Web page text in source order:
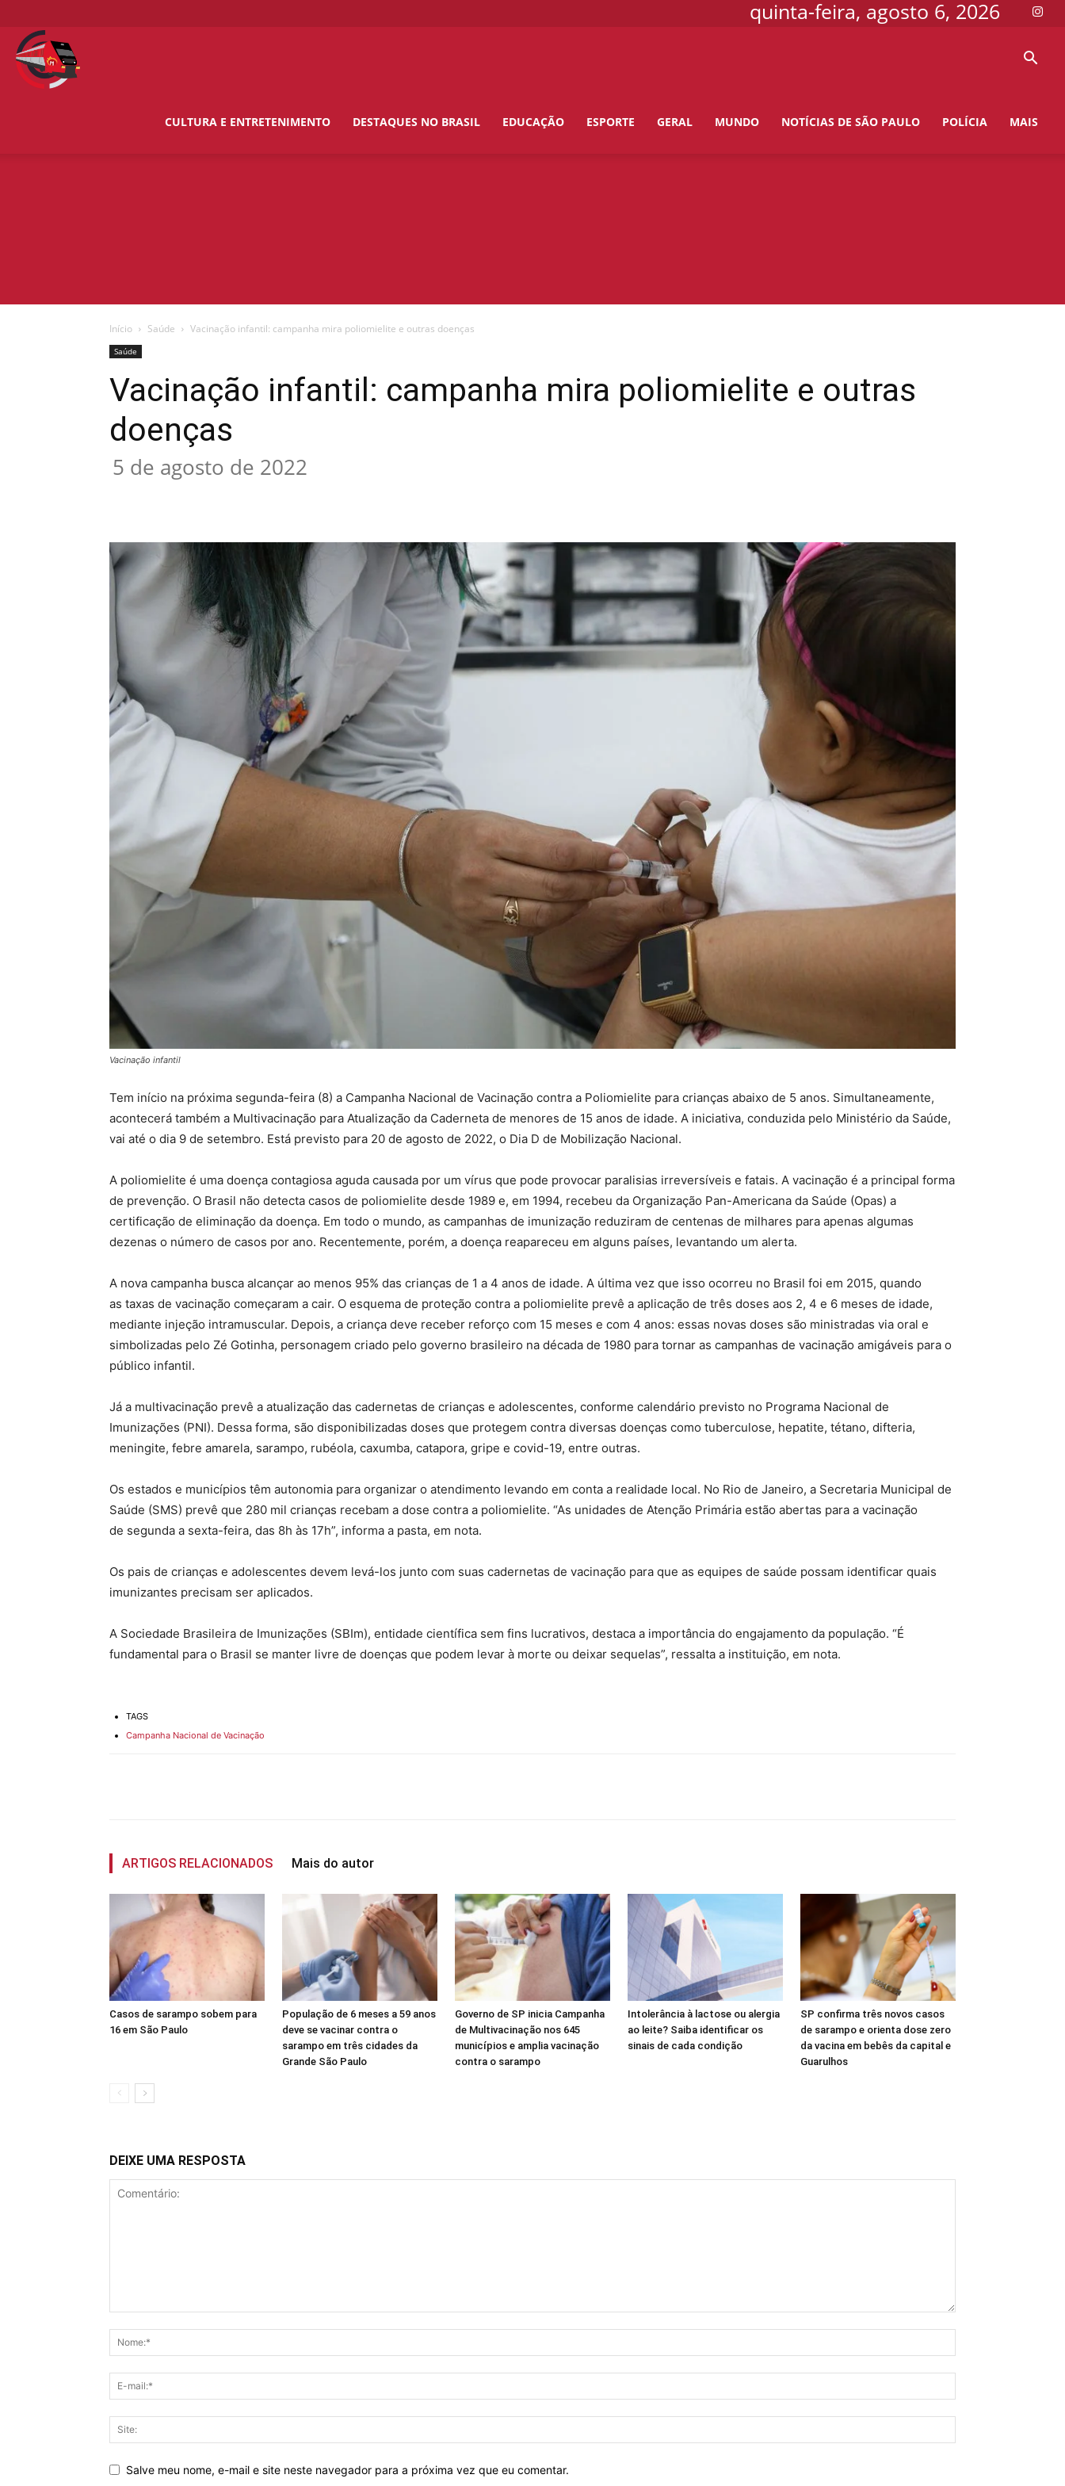
quinta-feira, agosto 6, 2026
CULTURA E ENTRETENIMENTO DESTAQUES NO BRASIL EDUCAÇÃO ESPORTE GERAL MUNDO NOTÍCIAS DE SÃO PAULO POLÍCIA MAIS
Início Saúde Vacinação infantil: campanha mira poliomielite e outras doenças
Saúde
Vacinação infantil: campanha mira poliomielite e outras
doenças
5 de agosto de 2022
Vacinação infantil
Tem início na próxima segunda-feira (8) a Campanha Nacional de Vacinação contra a Poliomielite para crianças abaixo de 5 anos. Simultaneamente,
acontecerá também a Multivacinação para Atualização da Caderneta de menores de 15 anos de idade. A iniciativa, conduzida pelo Ministério da Saúde,
vai até o dia 9 de setembro. Está previsto para 20 de agosto de 2022, o Dia D de Mobilização Nacional.
A poliomielite é uma doença contagiosa aguda causada por um vírus que pode provocar paralisias irreversíveis e fatais. A vacinação é a principal forma
de prevenção. O Brasil não detecta casos de poliomielite desde 1989 e, em 1994, recebeu da Organização Pan-Americana da Saúde (Opas) a
certificação de eliminação da doença. Em todo o mundo, as campanhas de imunização reduziram de centenas de milhares para apenas algumas
dezenas o número de casos por ano. Recentemente, porém, a doença reapareceu em alguns países, levantando um alerta.
A nova campanha busca alcançar ao menos 95% das crianças de 1 a 4 anos de idade. A última vez que isso ocorreu no Brasil foi em 2015, quando
as taxas de vacinação começaram a cair. O esquema de proteção contra a poliomielite prevê a aplicação de três doses aos 2, 4 e 6 meses de idade,
mediante injeção intramuscular. Depois, a criança deve receber reforço com 15 meses e com 4 anos: essas novas doses são ministradas via oral e
simbolizadas pelo Zé Gotinha, personagem criado pelo governo brasileiro na década de 1980 para tornar as campanhas de vacinação amigáveis para o
público infantil.
Já a multivacinação prevê a atualização das cadernetas de crianças e adolescentes, conforme calendário previsto no Programa Nacional de
Imunizações (PNI). Dessa forma, são disponibilizadas doses que protegem contra diversas doenças como tuberculose, hepatite, tétano, difteria,
meningite, febre amarela, sarampo, rubéola, caxumba, catapora, gripe e covid-19, entre outras.
Os estados e municípios têm autonomia para organizar o atendimento levando em conta a realidade local. No Rio de Janeiro, a Secretaria Municipal de
Saúde (SMS) prevê que 280 mil crianças recebam a dose contra a poliomielite. “As unidades de Atenção Primária estão abertas para a vacinação
de segunda a sexta-feira, das 8h às 17h”, informa a pasta, em nota.
Os pais de crianças e adolescentes devem levá-los junto com suas cadernetas de vacinação para que as equipes de saúde possam identificar quais
imunizantes precisam ser aplicados.
A Sociedade Brasileira de Imunizações (SBIm), entidade científica sem fins lucrativos, destaca a importância do engajamento da população. “É
fundamental para o Brasil se manter livre de doenças que podem levar à morte ou deixar sequelas”, ressalta a instituição, em nota.
TAGS
Campanha Nacional de Vacinação
ARTIGOS RELACIONADOS Mais do autor
Casos de sarampo sobem para
16 em São Paulo
População de 6 meses a 59 anos
deve se vacinar contra o
sarampo em três cidades da
Grande São Paulo
Governo de SP inicia Campanha
de Multivacinação nos 645
municípios e amplia vacinação
contra o sarampo
Intolerância à lactose ou alergia
ao leite? Saiba identificar os
sinais de cada condição
SP confirma três novos casos
de sarampo e orienta dose zero
da vacina em bebês da capital e
Guarulhos
DEIXE UMA RESPOSTA
Salve meu nome, e-mail e site neste navegador para a próxima vez que eu comentar.